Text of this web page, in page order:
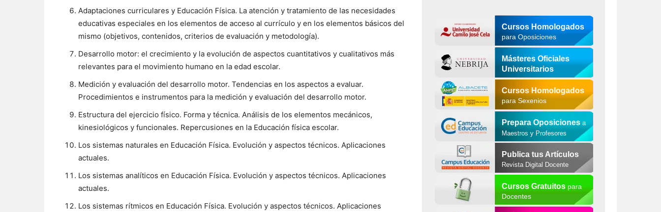
Adaptaciones curriculares y Educación Física. La atención y tratamiento de las necesidades
educativas especiales en los elementos de acceso al currículo y en los elementos básicos del
mismo (objetivos, contenidos, criterios de evaluación y metodología).
Desarrollo motor: el crecimiento y la evolución de aspectos cuantitativos y cualitativos más
relevantes para el movimiento humano en la edad escolar.
Medición y evaluación del desarrollo motor. Tendencias en los aspectos a evaluar.
Procedimientos e instrumentos para la medición y evaluación del desarrollo motor.
Estructura del ejercicio físico. Forma y técnica. Análisis de los elementos mecánicos,
kinesiológicos y funcionales. Repercusiones en la Educación física escolar.
Los sistemas naturales en Educación Física. Evolución y aspectos técnicos. Aplicaciones
actuales.
Los sistemas analíticos en Educación Física. Evolución y aspectos técnicos. Aplicaciones
actuales.
Los sistemas rítmicos en Educación Física. Evolución y aspectos técnicos. Aplicaciones
Cursos Homologados
para Oposiciones
Másteres Oficiales
Universitarios
Cursos Homologados
para Sexenios
Prepara Oposiciones a
Maestros y Profesores
Publica tus Artículos
Revista Digital Docente
Cursos Gratuitospara
Docentes